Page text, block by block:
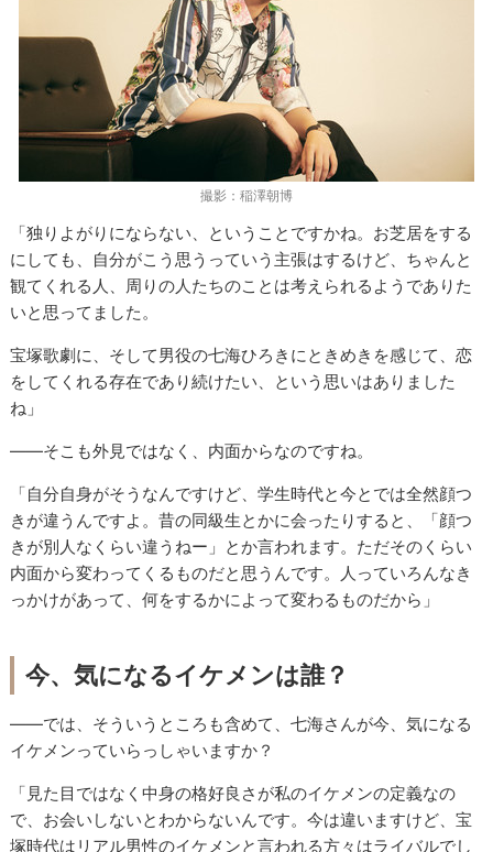
撮影：稲澤朝博
「独りよがりにならない、ということですかね。お芝居をする
にしても、自分がこう思うっていう主張はするけど、ちゃんと
観てくれる人、周りの人たちのことは考えられるようでありた
いと思ってました。
宝塚歌劇に、そして男役の七海ひろきにときめきを感じて、恋
をしてくれる存在であり続けたい、という思いはありました
ね」
――そこも外見ではなく、内面からなのですね。
「自分自身がそうなんですけど、学生時代と今とでは全然顔つ
きが違うんですよ。昔の同級生とかに会ったりすると、「顔つ
きが別人なくらい違うねー」とか言われます。ただそのくらい
内面から変わってくるものだと思うんです。人っていろんなき
っかけがあって、何をするかによって変わるものだから」
今、気になるイケメンは誰？
――では、そういうところも含めて、七海さんが今、気になる
イケメンっていらっしゃいますか？
「見た目ではなく中身の格好良さが私のイケメンの定義なの
で、お会いしないとわからないんです。今は違いますけど、宝
塚時代はリアル男性のイケメンと言われる方々はライバルでし